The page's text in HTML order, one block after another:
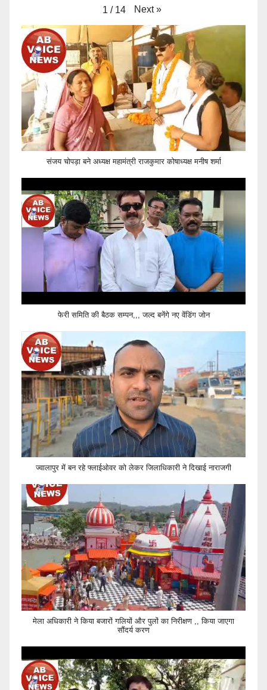
1 / 14 Next »
संजय चोपड़ा बने अध्यक्ष महामंत्री राजकुमार कोषाध्यक्ष मनीष शर्मा
फेरी समिति की बैठक सम्पन,,, जल्द बनेंगे नए वेंडिंग जोन
ज्वालापुर में बन रहे फ्लाईओवर को लेकर जिलाधिकारी ने दिखाई नाराजगी
मेला अधिकारी ने किया बजारों गलियों और पुलों का निरीक्षण ,, किया जाएगा
सौंदर्य करण